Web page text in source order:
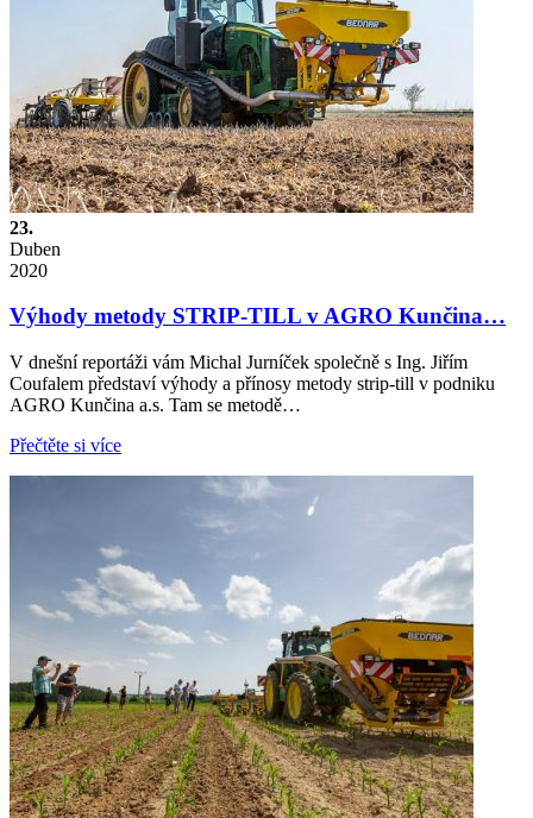
23.
Duben
2020
Výhody metody STRIP-TILL v AGRO Kunčina…
V dnešní reportáži vám Michal Jurníček společně s Ing. Jiřím
Coufalem představí výhody a přínosy metody strip-till v podniku
AGRO Kunčina a.s. Tam se metodě…
Přečtěte si více